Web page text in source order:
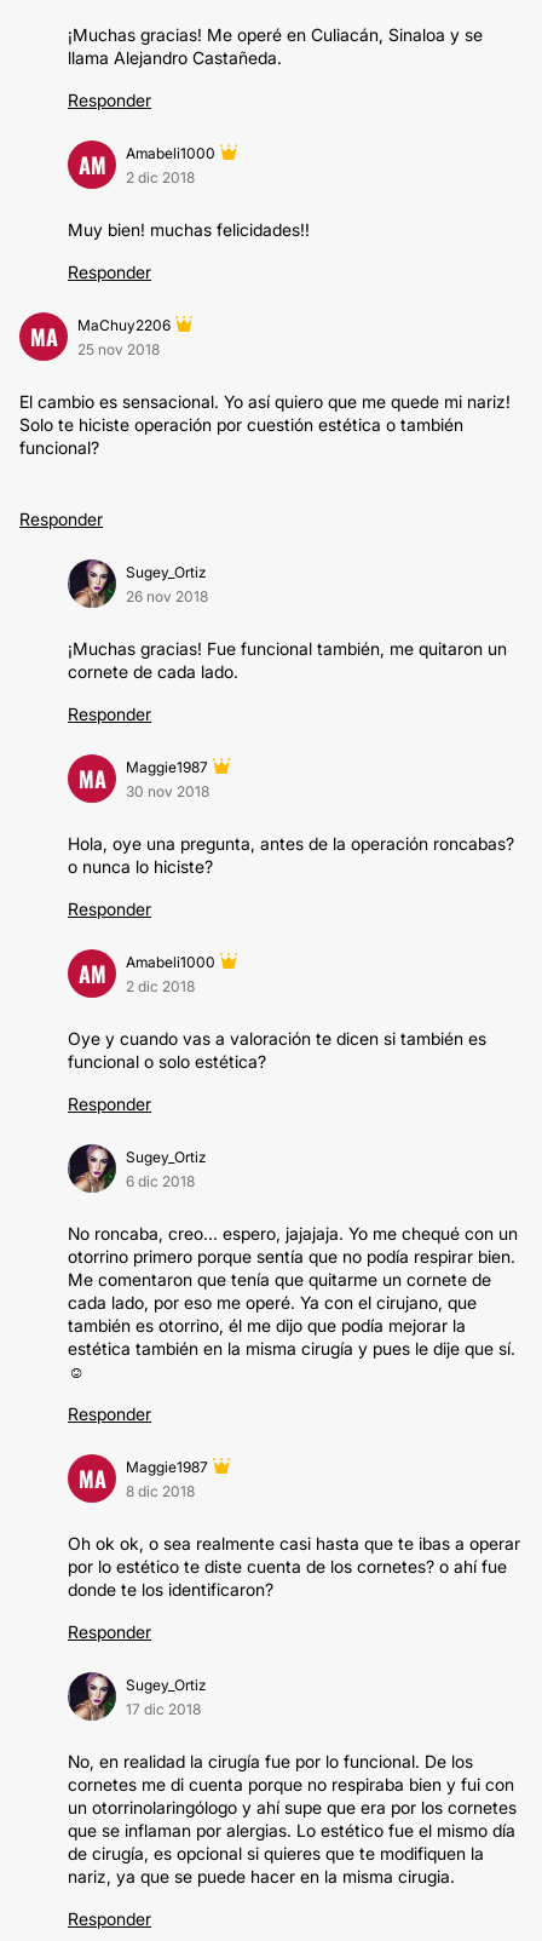
¡Muchas gracias! Me operé en Culiacán, Sinaloa y se
llama Alejandro Castañeda.
Responder
AM
Amabeli1000
2 dic 2018
Muy bien! muchas felicidades!!
Responder
MA
MaChuy2206
25 nov 2018
El cambio es sensacional. Yo así quiero que me quede mi nariz!
Solo te hiciste operación por cuestión estética o también
funcional?
Responder
Sugey_Ortiz
26 nov 2018
¡Muchas gracias! Fue funcional también, me quitaron un
cornete de cada lado.
Responder
MA
Maggie1987
30 nov 2018
Hola, oye una pregunta, antes de la operación roncabas?
o nunca lo hiciste?
Responder
AM
Amabeli1000
2 dic 2018
Oye y cuando vas a valoración te dicen si también es
funcional o solo estética?
Responder
Sugey_Ortiz
6 dic 2018
No roncaba, creo... espero, jajajaja. Yo me chequé con un
otorrino primero porque sentía que no podía respirar bien.
Me comentaron que tenía que quitarme un cornete de
cada lado, por eso me operé. Ya con el cirujano, que
también es otorrino, él me dijo que podía mejorar la
estética también en la misma cirugía y pues le dije que sí.
☺️
Responder
MA
Maggie1987
8 dic 2018
Oh ok ok, o sea realmente casi hasta que te ibas a operar
por lo estético te diste cuenta de los cornetes? o ahí fue
donde te los identificaron?
Responder
Sugey_Ortiz
17 dic 2018
No, en realidad la cirugía fue por lo funcional. De los
cornetes me di cuenta porque no respiraba bien y fui con
un otorrinolaringólogo y ahí supe que era por los cornetes
que se inflaman por alergias. Lo estético fue el mismo día
de cirugía, es opcional si quieres que te modifiquen la
nariz, ya que se puede hacer en la misma cirugia.
Responder